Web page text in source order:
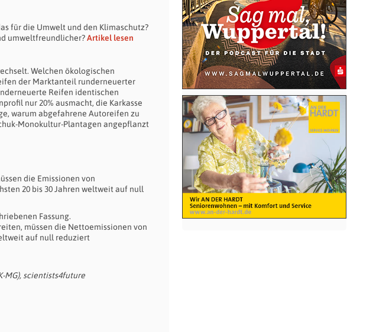
für die Umwelt und den Klimaschutz?
umweltfreundlicher?Artikel lesen
Welchen ökologischen
der Marktanteil runderneuerter
Reifen identischen
nur 20% ausmacht, die Karkasse
warum abgefahrene Autoreifen zu
Monokultur-Plantagen angepflanzt
die Emissionen von
20 bis 30 Jahren weltweit auf null
Fassung.
müssen die Nettoemissionen von
auf null reduziert
MG), scientists4future